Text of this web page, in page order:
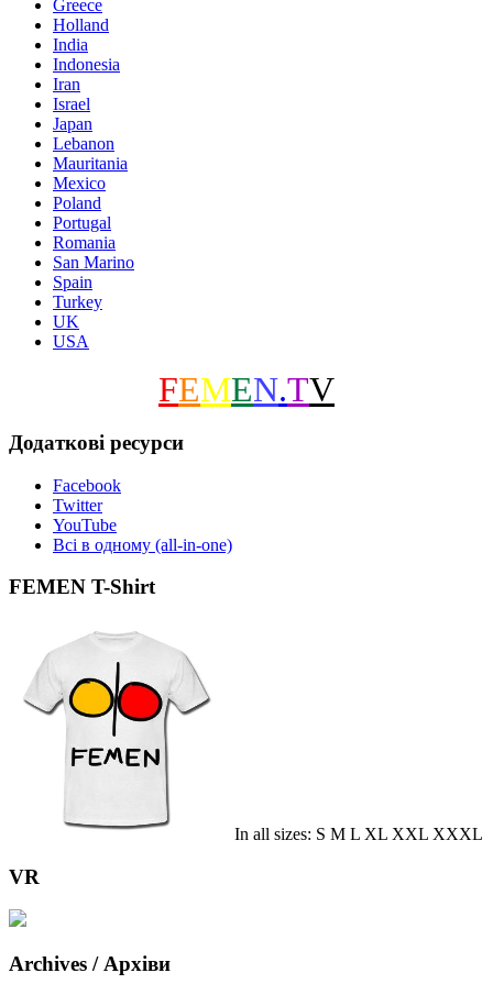
Greece
Holland
India
Indonesia
Iran
Israel
Japan
Lebanon
Mauritania
Mexico
Poland
Portugal
Romania
San Marino
Spain
Turkey
UK
USA
FEMEN.TV
Додаткові ресурси
Facebook
Twitter
YouTube
Всі в одному (all-in-one)
FEMEN T-Shirt
In all sizes: S M L XL XXL XXXL
VR
Archives / Архіви